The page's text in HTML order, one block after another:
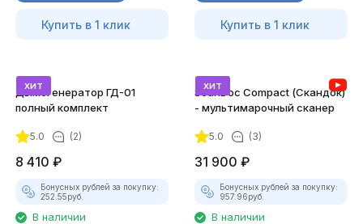
Купить в 1 клик Купить в 1 клик
хит
Дымогенератор ГД-01
полный комплект
5.0 (2)
8 410 ₽
Бонусных рублей за покупку:
252.55руб.
В наличии
хит
ScanDoc Compact (Скандок)
- мультимарочный сканер
5.0 (3)
31 900 ₽
Бонусных рублей за покупку:
957.96руб.
В наличии